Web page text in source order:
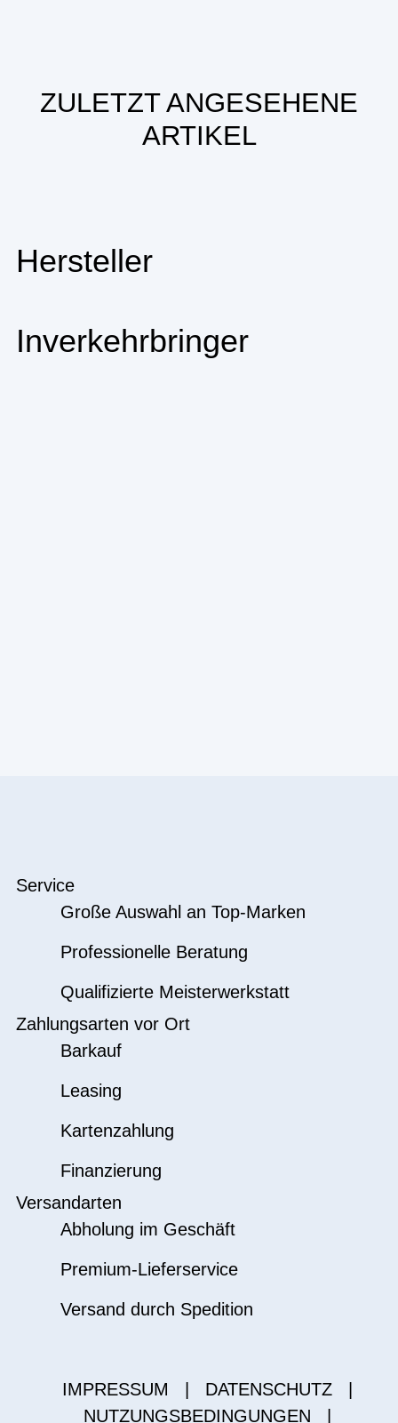
ZULETZT ANGESEHENE
ARTIKEL
Hersteller
Inverkehrbringer
Service
Große Auswahl an Top-Marken
Professionelle Beratung
Qualifizierte Meisterwerkstatt
Zahlungsarten vor Ort
Barkauf
Leasing
Kartenzahlung
Finanzierung
Versandarten
Abholung im Geschäft
Premium-Lieferservice
Versand durch Spedition
IMPRESSUM DATENSCHUTZ
NUTZUNGSBEDINGUNGEN